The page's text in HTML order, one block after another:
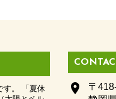
す。 「夏休
place
〒